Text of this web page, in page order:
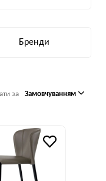
Бренди
за Замовчуванням